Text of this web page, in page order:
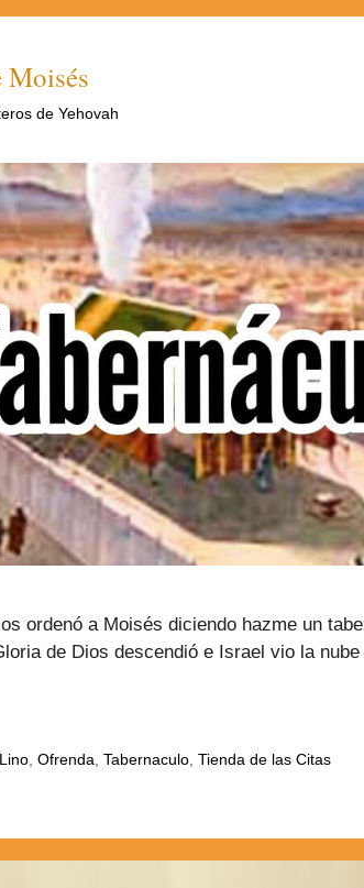
Moisés
de Yehovah
ordenó a Moisés diciendo hazme un
de Dios descendió e Israel vio la
,Ofrenda,Tabernaculo,Tienda de las Citas